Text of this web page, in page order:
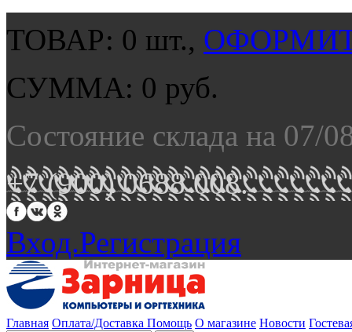
ТОВАР: 0 шт.,
СУММА: 0 руб.
Состояние склада на 07/
+7 (900) 0688 008.
Вход.Регистрация
Главная Оплата/Доставка Помощь О магазине Новости